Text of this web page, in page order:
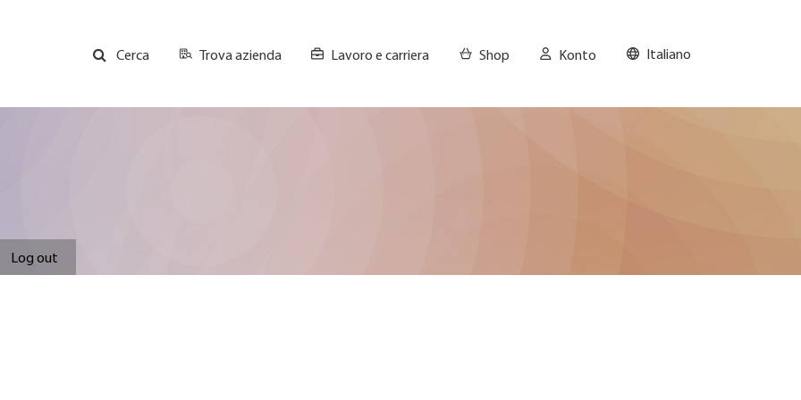
Cerca
GH
Trova azienda Lavoro e carriera Shop Konto Italiano
Log out